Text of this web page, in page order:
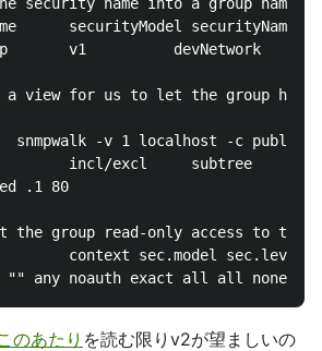
securityModel securityName
v1          devNetwork
a view for us to let the group
snmpwalk -v 1 localhost -c public
incl/excl     subtree
.1 80
group read-only access to the
context sec.model sec.level
のあたり を読む限りv2が望ましいの